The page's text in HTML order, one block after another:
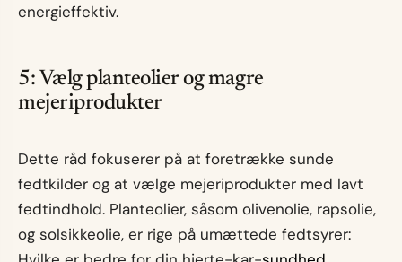
energieffektiv.
5: Vælg planteolier og magre
mejeriprodukter
Dette råd fokuserer på at foretrække sunde
fedtkilder og at vælge mejeriprodukter med lavt
fedtindhold. Planteolier, såsom olivenolie, rapsolie,
og solsikkeolie, er rige på umættede fedtsyrer: